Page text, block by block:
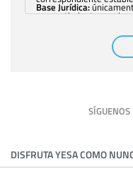
Base Jurídica:
consentimiento previo,
con
nuestra entidad que
tener conocimiento de
comunicarán datos a
adicional y detallada
política de privacidad
SÍGUENOS
DISFRUTA YESA COMO